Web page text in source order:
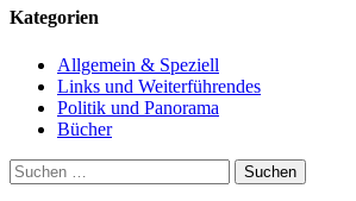
Kategorien
Allgemein & Speziell
Links und Weiterführendes
Politik und Panorama
Bücher
Suchen
nach: